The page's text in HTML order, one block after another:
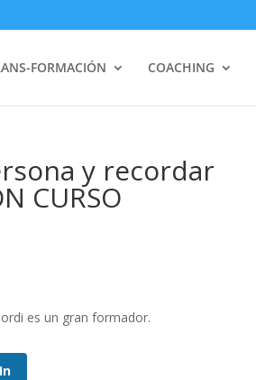
FORMACIÓN COACHING
y recordar
CURSO
es un gran formador.